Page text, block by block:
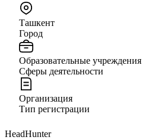
Ташкент
Город
Образовательные учреждения
Сферы деятельности
Организация
Тип регистрации
HeadHunter